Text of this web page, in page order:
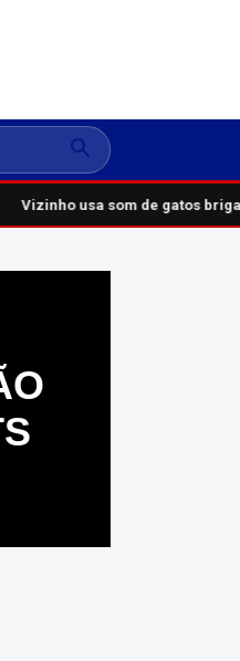
Vizinho usa som de gatos